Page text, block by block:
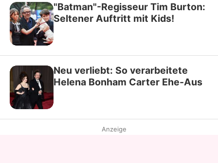
"Batman"-Regisseur Tim Burton:
Seltener Auftritt mit Kids!
Neu verliebt: So verarbeitete
Helena Bonham Carter Ehe-Aus
Anzeige